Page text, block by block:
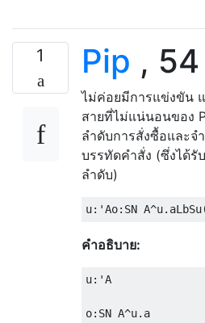
1 Pip ,
ไม่ค่อยมีการแข่งขัน
สายที่ไม่แน่นอนของ
ลำดับการสั่งซื้อและจ
บรรทัดคำสั่ง (ซึ่งได้รั
ลำดับ)
คำอธิบาย:
u:'A
o:SN A^u.a